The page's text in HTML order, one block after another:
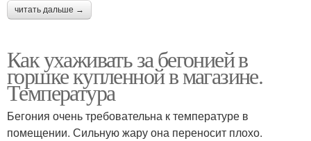
читать дальше →
Как ухаживать за бегонией в
горшке купленной в магазине.
Температура
Бегония очень требовательна к температуре в
помещении. Сильную жару она переносит плохо.